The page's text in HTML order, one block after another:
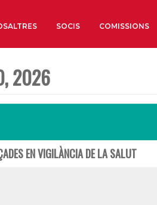
Institut
SOCIS COMISSIONS
2026
EN VIGILÀNCIA DE LA SALUT